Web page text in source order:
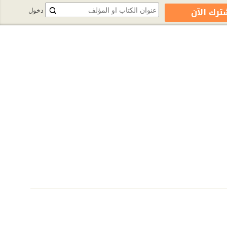
pages/%D9%81%D9%8A%D9%88%D8%AF%D9%88%D8%B1-
دخول الآن